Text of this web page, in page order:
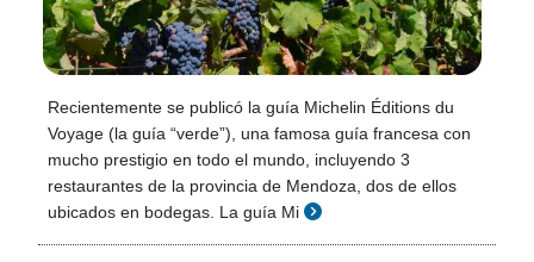
Recientemente se publicó la guía Michelin Éditions du
Voyage (la guía “verde”), una famosa guía francesa con
mucho prestigio en todo el mundo, incluyendo 3
restaurantes de la provincia de Mendoza, dos de ellos
ubicados en bodegas. La guía Mi